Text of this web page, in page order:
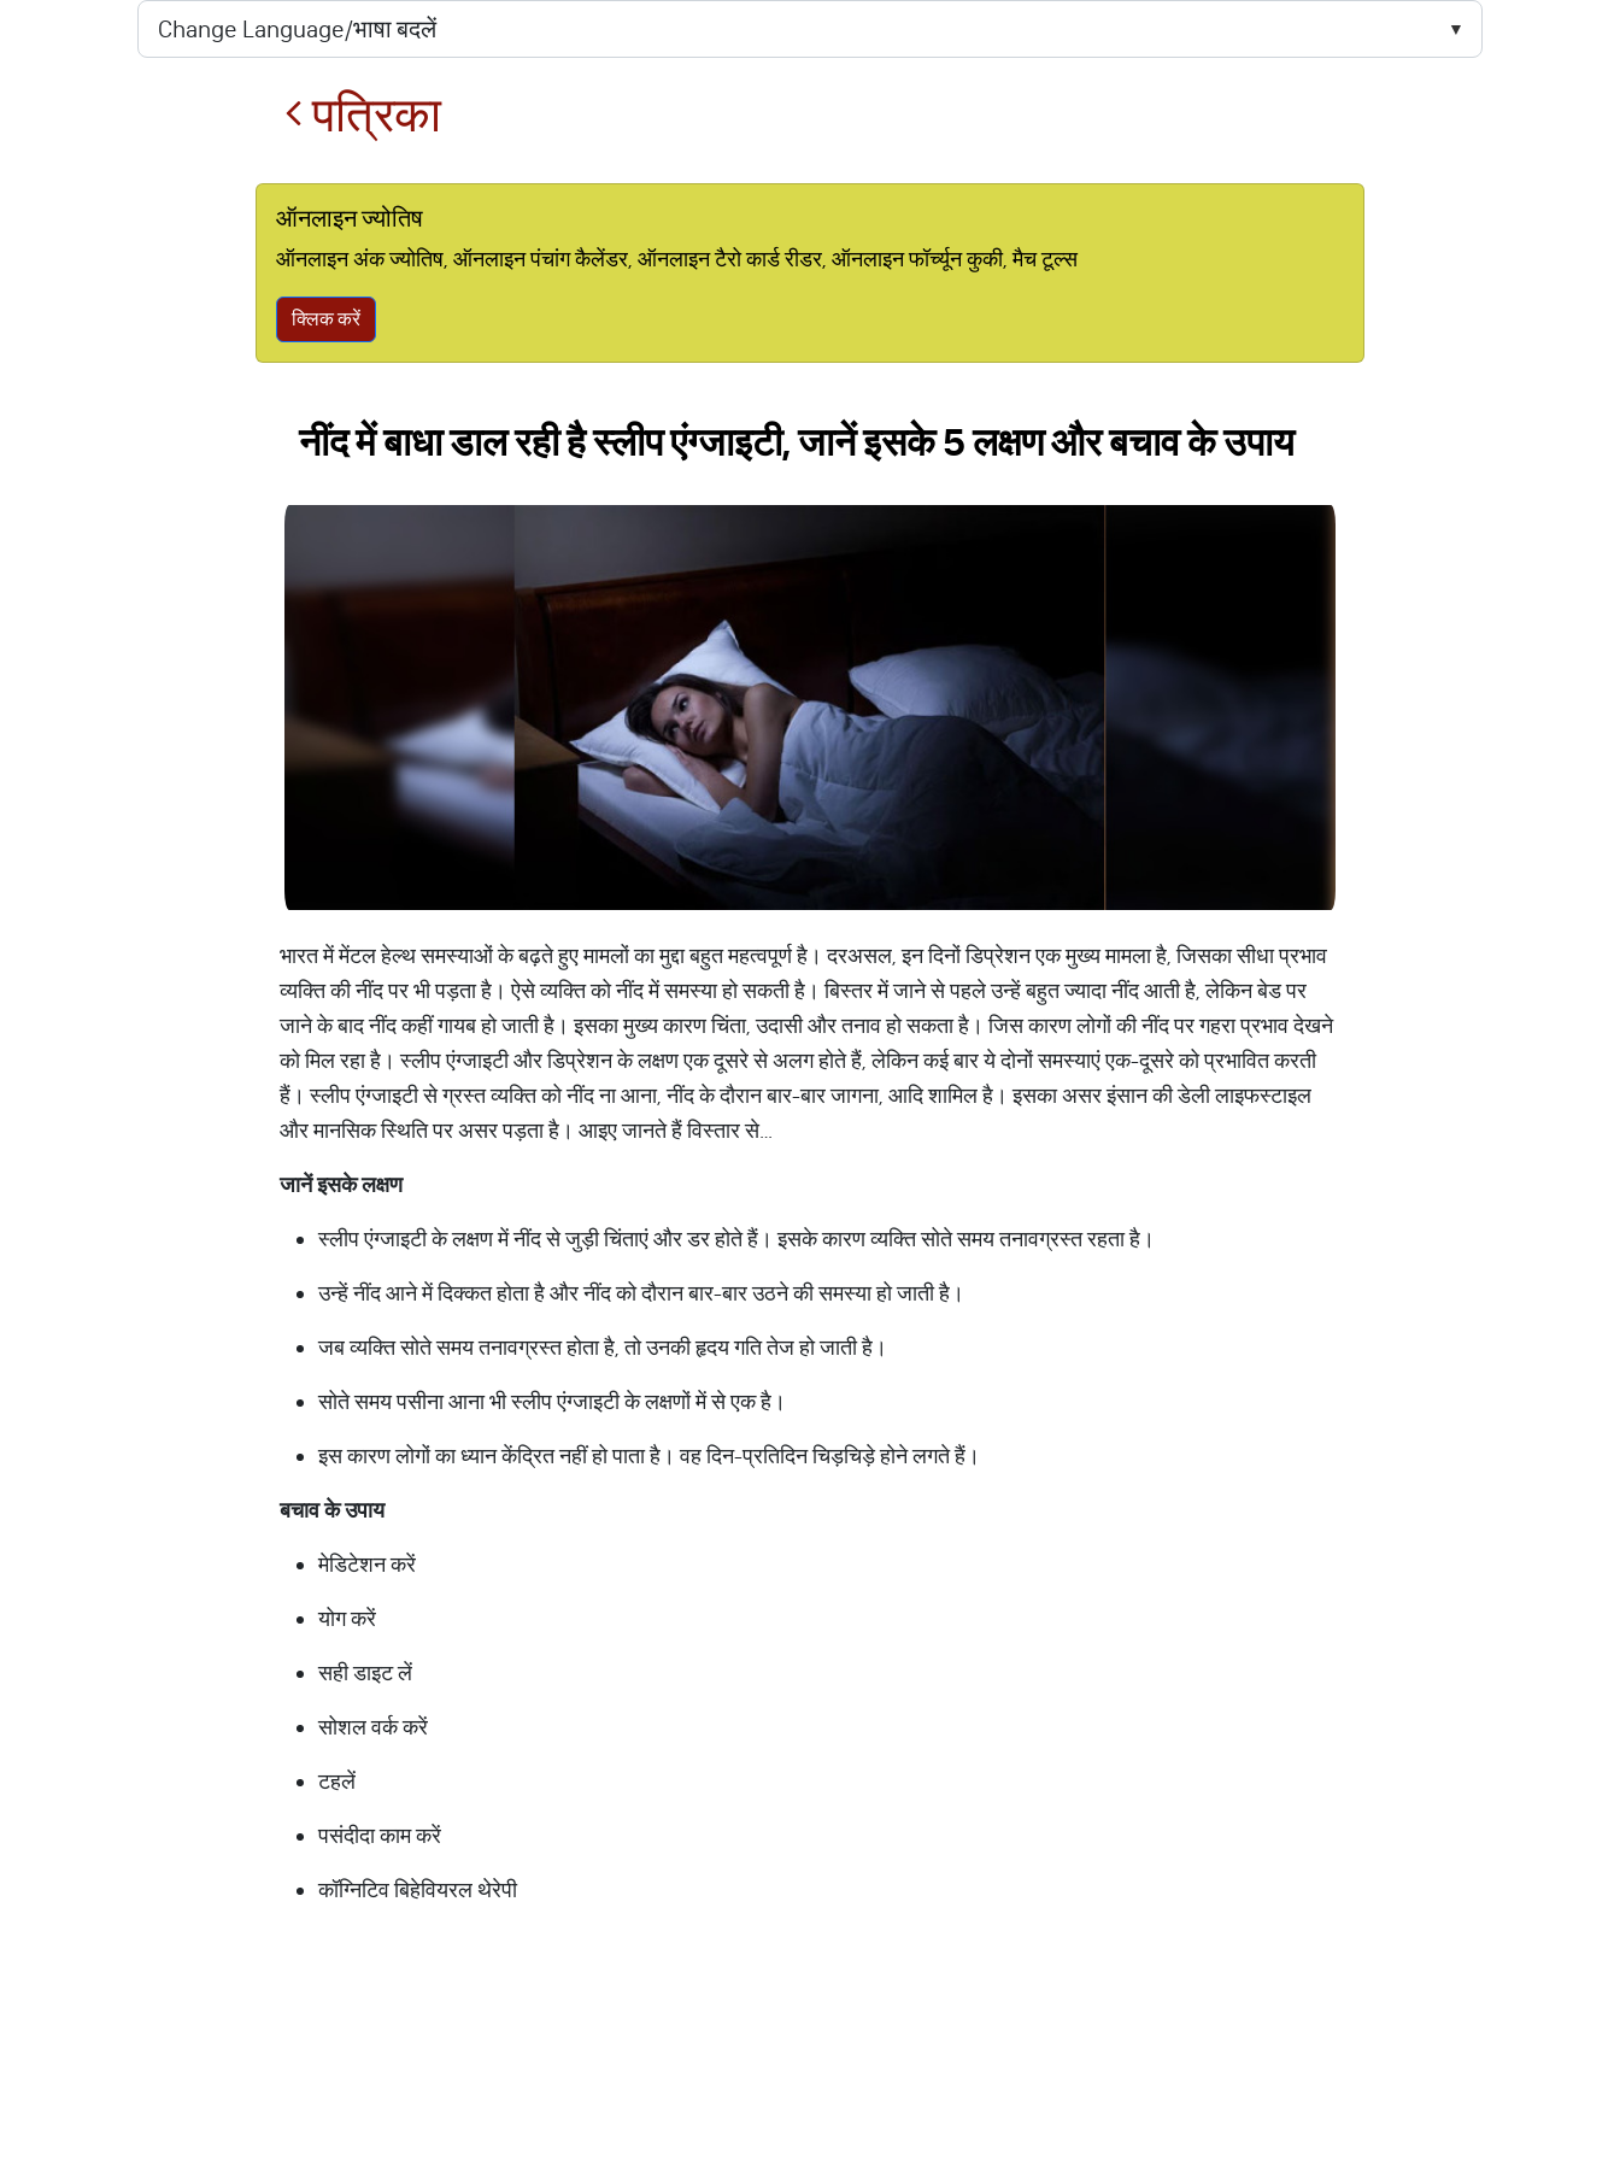
पत्रिका
ऑनलाइन ज्योतिष
ऑनलाइन अंक ज्योतिष, ऑनलाइन पंचांग कैलेंडर, ऑनलाइन टैरो कार्ड रीडर, ऑनलाइन फॉर्च्यून कुकी, मैच टूल्स
क्लिक करें
नींद में बाधा डाल रही है स्लीप एंग्जाइटी, जानें इसके 5 लक्षण और बचाव के उपाय
भारत में मेंटल हेल्थ समस्याओं के बढ़ते हुए मामलों का मुद्दा बहुत महत्वपूर्ण है। दरअसल, इन दिनों डिप्रेशन एक मुख्य मामला है, जिसका सीधा प्रभाव
व्यक्ति की नींद पर भी पड़ता है। ऐसे व्यक्ति को नींद में समस्या हो सकती है। बिस्तर में जाने से पहले उन्हें बहुत ज्यादा नींद आती है, लेकिन बेड पर
जाने के बाद नींद कहीं गायब हो जाती है। इसका मुख्य कारण चिंता, उदासी और तनाव हो सकता है। जिस कारण लोगों की नींद पर गहरा प्रभाव देखने
को मिल रहा है। स्लीप एंग्जाइटी और डिप्रेशन के लक्षण एक दूसरे से अलग होते हैं, लेकिन कई बार ये दोनों समस्याएं एक-दूसरे को प्रभावित करती
हैं। स्लीप एंग्जाइटी से ग्रस्त व्यक्ति को नींद ना आना, नींद के दौरान बार-बार जागना, आदि शामिल है। इसका असर इंसान की डेली लाइफस्टाइल
और मानसिक स्थिति पर असर पड़ता है। आइए जानते हैं विस्तार से…
जानेंइसकेलक्षण
स्लीप एंग्जाइटी के लक्षण में नींद से जुड़ी चिंताएं और डर होते हैं। इसके कारण व्यक्ति सोते समय तनावग्रस्त रहता है।
उन्हें नींद आने में दिक्कत होता है और नींद को दौरान बार-बार उठने की समस्या हो जाती है।
जब व्यक्ति सोते समय तनावग्रस्त होता है, तो उनकी हृदय गति तेज हो जाती है।
सोते समय पसीना आना भी स्लीप एंग्जाइटी के लक्षणों में से एक है।
इस कारण लोगों का ध्यान केंद्रित नहीं हो पाता है। वह दिन-प्रतिदिन चिड़चिड़े होने लगते हैं।
बचावकेउपाय
मेडिटेशन करें
योग करें
सही डाइट लें
सोशल वर्क करें
टहलें
पसंदीदा काम करें
कॉग्निटिव बिहेवियरल थेरेपी